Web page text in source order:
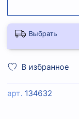
В избранное
арт. 134632
Выбрать